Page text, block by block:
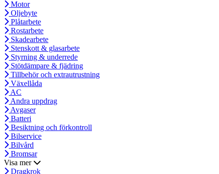
Motor
Oljebyte
Plåtarbete
Rostarbete
Skadearbete
Stenskott & glasarbete
Styrning & underrede
Stötdämpare & fjädring
Tillbehör och extrautrustning
Växellåda
AC
Andra uppdrag
Avgaser
Batteri
Besiktning och förkontroll
Bilservice
Bilvård
Bromsar
Visa mer
Dragkrok